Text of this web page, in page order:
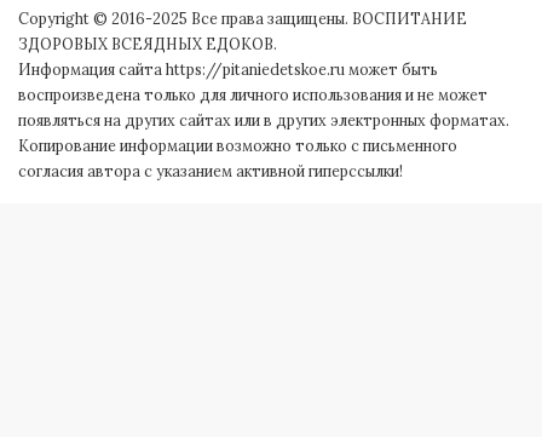
Copyright © 2016-2025 Все права защищены. ВОСПИТАНИЕ
ЗДОРОВЫХ ВСЕЯДНЫХ ЕДОКОВ.
Информация сайта https://pitaniedetskoe.ru может быть
воспроизведена только для личного использования и не может
появляться на других сайтах или в других электронных форматах.
Копирование информации возможно только с письменного
согласия автора с указанием активной гиперссылки!